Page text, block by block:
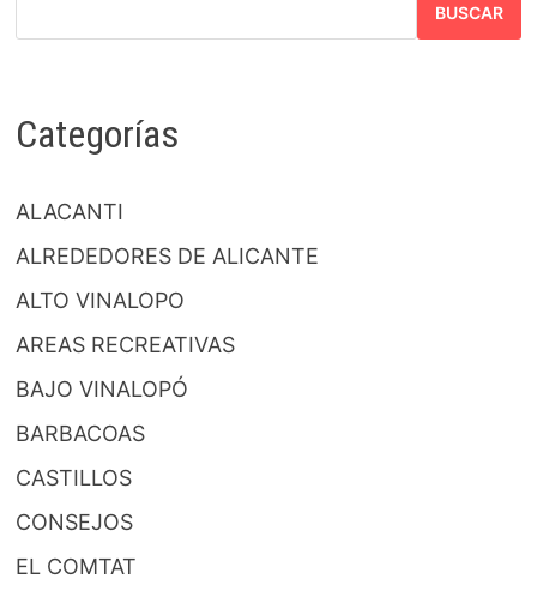
BUSCAR
Categorías
ALACANTI
ALREDEDORES DE ALICANTE
ALTO VINALOPO
AREAS RECREATIVAS
BAJO VINALOPÓ
BARBACOAS
CASTILLOS
CONSEJOS
EL COMTAT